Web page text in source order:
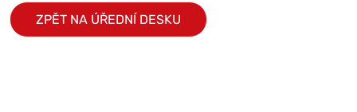
ZPĚT NA ÚŘEDNÍ DESKU